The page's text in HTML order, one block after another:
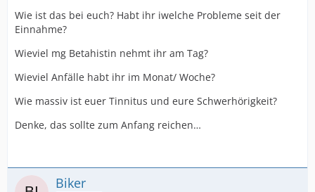
Wie ist das bei euch? Habt ihr iwelche Probleme seit der
Einnahme?
Wieviel mg Betahistin nehmt ihr am Tag?
Wieviel Anfälle habt ihr im Monat/ Woche?
Wie massiv ist euer Tinnitus und eure Schwerhörigkeit?
Denke, das sollte zum Anfang reichen…
Biker